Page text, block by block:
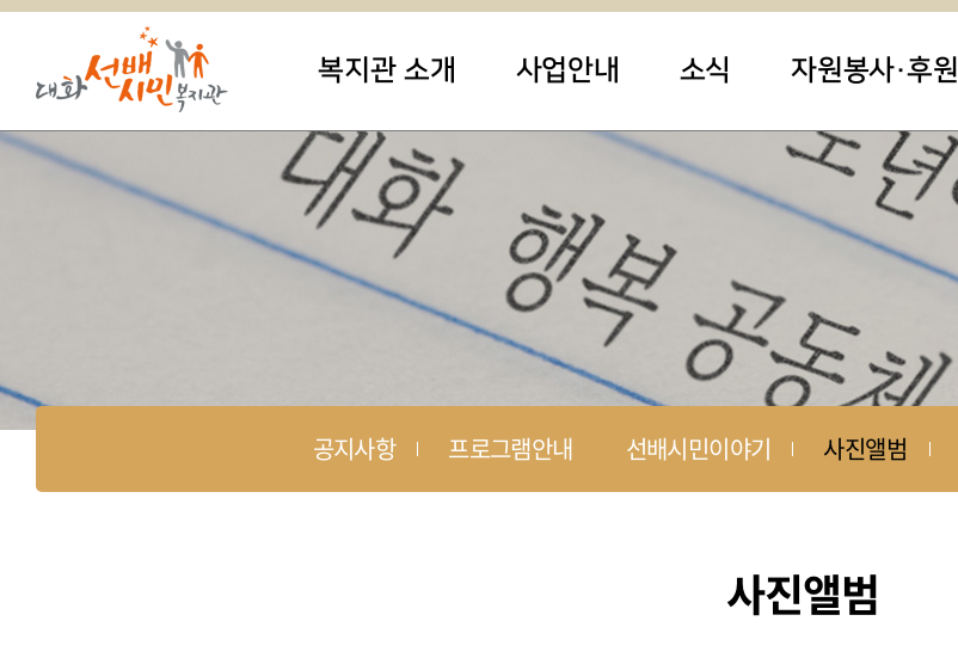
복지관 소개 사업안내 소식 자원봉사·후원
공지사항 프로그램안내 선배시민이야기 사진앨범
사진앨범